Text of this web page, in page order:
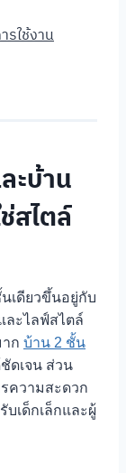
รใช้งาน
ะบ้าน
สไตล์
เดียวขึ้นอยู่กับ
ละไลฟ์สไตล์
ก บ้าน 2 ชั้น
ดเจน ส่วน
ความสะดวก
เด็กเล็กและผู้